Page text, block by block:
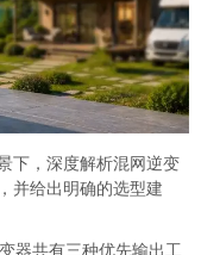
下，深度解析混网逆变
并给出明确的选型建
器共有三种优先输出工